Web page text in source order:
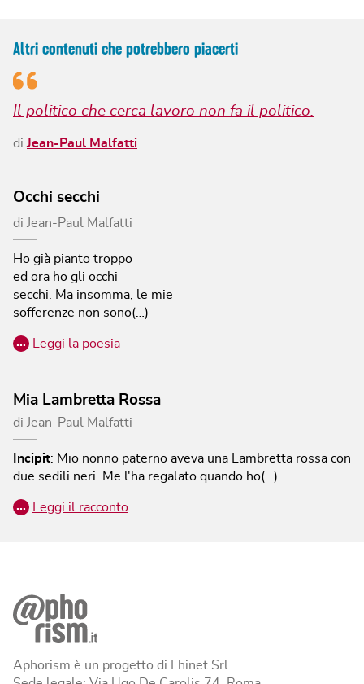
Altri contenuti che potrebbero piacerti
Il politico che cerca lavoro non fa il politico.
diJean-Paul Malfatti
Occhi secchi
di Jean-Paul Malfatti
Ho già pianto troppo
ed ora ho gli occhi
secchi.
Ma insomma, le mie
sofferenze non sono(…)
… Leggi la poesia
Mia Lambretta Rossa
di Jean-Paul Malfatti
Incipit: Mio nonno paterno aveva una Lambretta rossa con
due sedili neri. Me l'ha regalato quando ho(…)
… Leggi il racconto
Aphorism è un progetto di Ehinet Srl